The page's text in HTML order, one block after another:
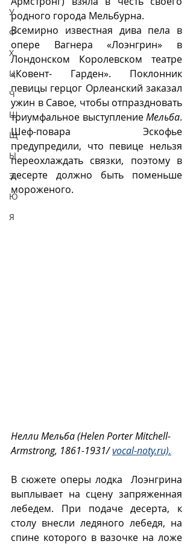
У
Ф
Х
Ц
Ч
Ш
Щ
Ы
Э
Ю
Я
родного города Мельбурна.
Всемирно известная дива пела в
опере Вагнера «Лоэнгрин» в
Лондонском Королевском театре
«Ковент- Гарден». Поклонник
певицы герцог Орлеанский заказал
ужин в Савое, чтобы отпраздновать
триумфальное выступление Мельба.
Шеф-повара Эскофье
предупредили, что певице нельзя
переохлаждать связки, поэтому в
десерте должно быть поменьше
мороженого.
Нелли Мельба (Helen Porter Mitchell-
Armstrong, 1861-1931/ vocal-noty.ru).
В сюжете оперы лодка  Лоэнгрина
выплывает на сцену запряженная
лебедем. При подаче десерта, к
столу внесли ледяного лебедя, на
спине которого в вазочке на ложе